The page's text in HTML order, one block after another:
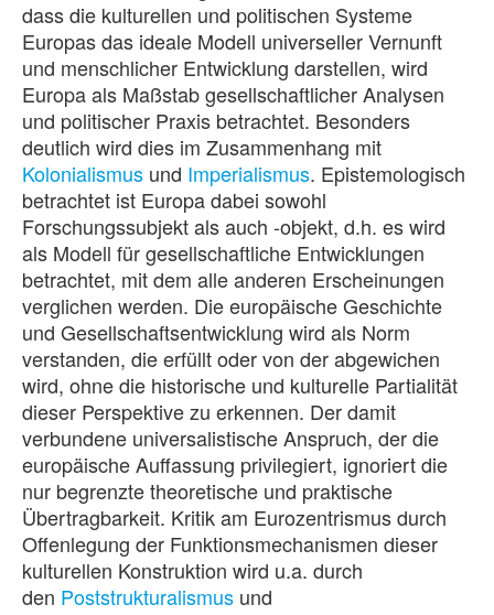
dass die kulturellen und politischen Systeme
Europas das ideale Modell universeller Vernunft
und menschlicher Entwicklung darstellen, wird
Europa als Maßstab gesellschaftlicher Analysen
und politischer Praxis betrachtet. Besonders
deutlich wird dies im Zusammenhang mit
Kolonialismus und Imperialismus. Epistemologisch
betrachtet ist Europa dabei sowohl
Forschungssubjekt als auch -objekt, d.h. es wird
als Modell für gesellschaftliche Entwicklungen
betrachtet, mit dem alle anderen Erscheinungen
verglichen werden. Die europäische Geschichte
und Gesellschaftsentwicklung wird als Norm
verstanden, die erfüllt oder von der abgewichen
wird, ohne die historische und kulturelle Partialität
dieser Perspektive zu erkennen. Der damit
verbundene universalistische Anspruch, der die
europäische Auffassung privilegiert, ignoriert die
nur begrenzte theoretische und praktische
Übertragbarkeit. Kritik am Eurozentrismus durch
Offenlegung der Funktionsmechanismen dieser
kulturellen Konstruktion wird u.a. durch
den Poststrukturalismus und